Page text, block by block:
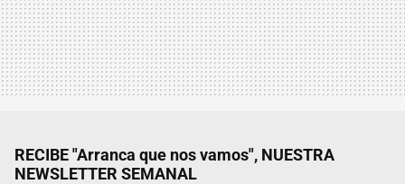
RECIBE "Arranca que nos vamos", NUESTRA
NEWSLETTER SEMANAL